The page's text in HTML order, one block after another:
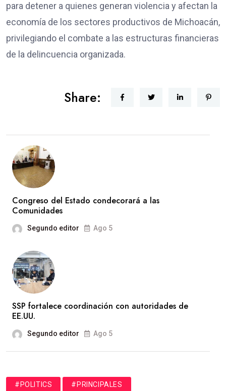
para detener a quienes generan violencia y afectan la
economía de los sectores productivos de Michoacán,
privilegiando el combate a las estructuras financieras
de la delincuencia organizada.
Share:
Congreso del Estado condecorará a las
Comunidades
Segundo editor Ago 5
SSP fortalece coordinación con autoridades de
EE.UU.
Segundo editor Ago 5
#POLITICS #PRINCIPALES